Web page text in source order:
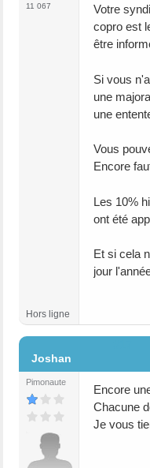
11 067
Votre
copro est
être
Si vous
une
une
Vous
Encore
Les 10%
ont été
Et si cela
jour
Hors ligne
Joshan
Pimonaute
Encore
Chacune
Je vous